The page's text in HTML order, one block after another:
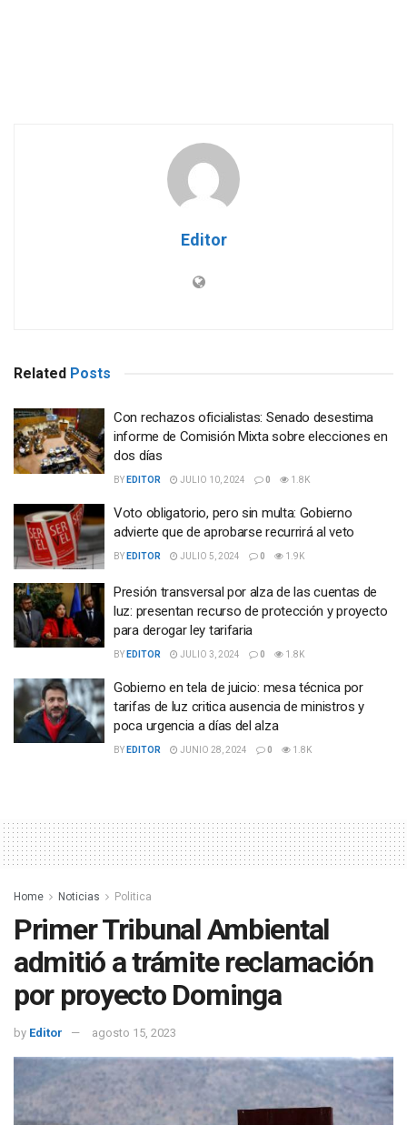
Editor
Related Posts
Con rechazos oficialistas: Senado desestima
informe de Comisión Mixta sobre elecciones en
dos días
BY EDITOR JULIO 10, 2024 0 1.8K
Voto obligatorio, pero sin multa: Gobierno
advierte que de aprobarse recurrirá al veto
BY EDITOR JULIO 5, 2024 0 1.9K
Presión transversal por alza de las cuentas de
luz: presentan recurso de protección y proyecto
para derogar ley tarifaria
BY EDITOR JULIO 3, 2024 0 1.8K
Gobierno en tela de juicio: mesa técnica por
tarifas de luz critica ausencia de ministros y
poca urgencia a días del alza
BY EDITOR JUNIO 28, 2024 0 1.8K
Home Noticias Politica
Primer Tribunal Ambiental
admitió a trámite reclamación
por proyecto Dominga
by Editor agosto 15, 2023